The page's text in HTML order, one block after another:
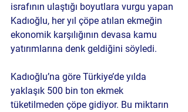
israfının ulaştığı boyutlara vurgu yapan
Kadıoğlu, her yıl çöpe atılan ekmeğin
ekonomik karşılığının devasa kamu
yatırımlarına denk geldiğini söyledi.
Kadıoğlu’na göre Türkiye’de yılda
yaklaşık 500 bin ton ekmek
tüketilmeden çöpe gidiyor. Bu miktarın